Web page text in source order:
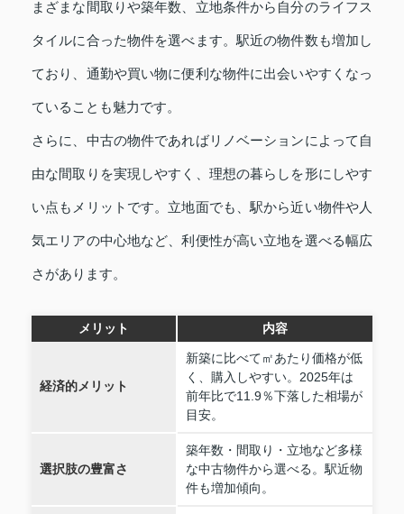
まざまな間取りや築年数、立地条件から自分のライフス
タイルに合った物件を選べます。駅近の物件数も増加し
ており、通勤や買い物に便利な物件に出会いやすくなっ
ていることも魅力です。
さらに、中古の物件であればリノベーションによって自
由な間取りを実現しやすく、理想の暮らしを形にしやす
い点もメリットです。立地面でも、駅から近い物件や人
気エリアの中心地など、利便性が高い立地を選べる幅広
さがあります。
メリット 内容
経済的メリット
新築に比べて㎡あたり価格が低
く、購入しやすい。2025年は
前年比で11.9％下落した相場が
目安。
選択肢の豊富さ
築年数・間取り・立地など多様
な中古物件から選べる。駅近物
件も増加傾向。